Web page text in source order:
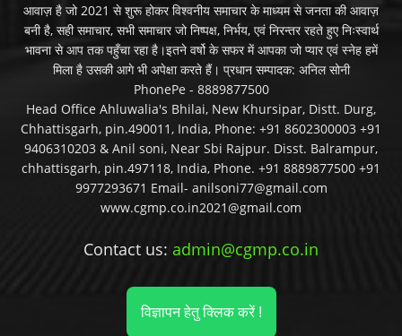
आवाज़ है जो 2021 से शुरू होकर विश्वनीय समाचार के माध्यम से जनता की आवाज़
बनी है, सही समाचार, सभी समाचार जो निष्पक्ष, निर्भय, एवं निरन्तर रहते हुए निःस्वार्थ
भावना से आप तक पहुँचा रहा है।इतने वर्षो के सफर में आपका जो प्यार एवं स्नेह हमें
मिला है उसकी आगे भी अपेक्षा करते हैं। प्रधान सम्पादक: अनिल सोनी
PhonePe - 8889877500
Head Office Ahluwalia's Bhilai, New Khursipar, Distt. Durg,
Chhattisgarh, pin.490011, India, Phone: +91 8602300003 +91
9406310203 & Anil soni, Near Sbi Rajpur. Disst. Balrampur,
chhattisgarh, pin.497118, India, Phone. +91 8889877500 +91
9977293671 Email- anilsoni77@gmail.com
www.cgmp.co.in2021@gmail.com
Contact us: admin@cgmp.co.in
विज्ञापन हेतु क्लिक करें !